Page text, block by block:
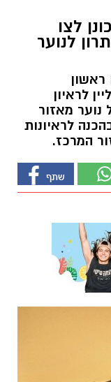
לצו
לנוער
ראשון
לראיון
נוער מאזור
לראיונות
המרכז.